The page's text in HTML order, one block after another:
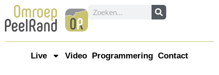
Live Video Programmering Contact